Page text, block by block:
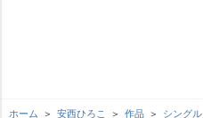
ホーム 安西ひろこ 作品 シングル